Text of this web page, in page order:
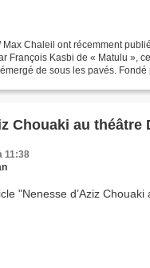
Max Chaleil ont récemment
François Kasbi de « Matulu »,
de sous les pavés. Fondé
Chouaki au théâtre
11:38